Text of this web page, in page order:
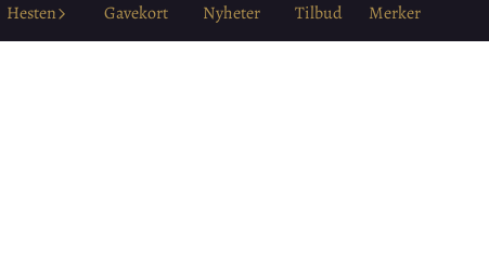
Hesten Gavekort Nyheter Tilbud Merker